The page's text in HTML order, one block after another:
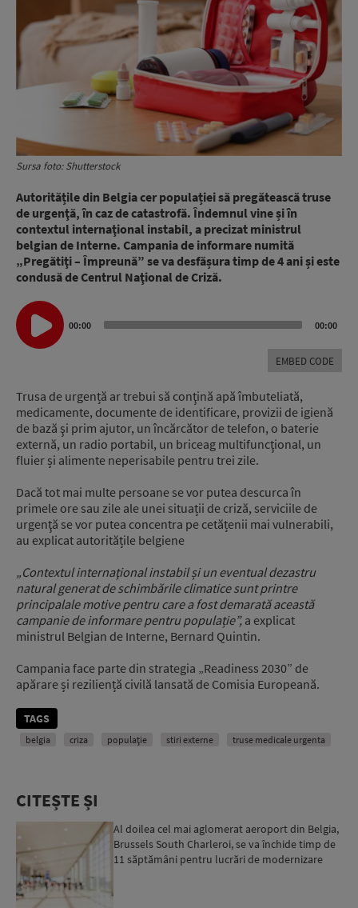
Sursa foto: Shutterstock
Autoritățile din Belgia cer populației să pregătească truse
de urgenţă, în caz de catastrofă. Îndemnul vine și în
contextul internaţional instabil, a precizat ministrul
belgian de Interne. Campania de informare numită
„Pregătiţi – Împreună” se va desfășura timp de 4 ani și este
condusă de Centrul Naţional de Criză.
Audio
Player
00:00 00:00
EMBED CODE
Trusa de urgență ar trebui să conţină apă îmbuteliată,
medicamente, documente de identificare, provizii de igienă
de bază şi prim ajutor, un încărcător de telefon, o baterie
externă, un radio portabil, un briceag multifuncţional, un
fluier și alimente neperisabile pentru trei zile.
Dacă tot mai multe persoane se vor putea descurca în
primele ore sau zile ale unei situații de criză, serviciile de
urgenţă se vor putea concentra pe cetățenii mai vulnerabili,
au explicat autoritățile belgiene
„Contextul internaţional instabil și un eventual dezastru
natural generat de schimbările climatice sunt printre
principalale motive pentru care a fost demarată această
campanie de informare pentru populație”, a explicat
ministrul Belgian de Interne, Bernard Quintin.
Campania face parte din strategia „Readiness 2030” de
apărare și reziliență civilă lansată de Comisia Europeană.
TAGS
belgia criza populație stiri externe truse medicale urgenta
CITEȘTE ȘI
Al doilea cel mai aglomerat aeroport din Belgia,
Brussels South Charleroi, se va închide timp de
11 săptămâni pentru lucrări de modernizare